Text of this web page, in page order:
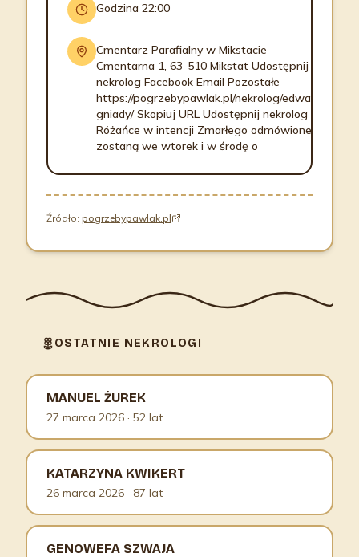
Godzina 22:00
Cmentarz Parafialny w Mikstacie
Cmentarna 1, 63-510 Mikstat Udostępnij
nekrolog Facebook Email Pozostałe
https://pogrzebypawlak.pl/nekrolog/edward-
gniady/ Skopiuj URL Udostępnij nekrolog
Różańce w intencji Zmarłego odmówione
zostaną we wtorek i w środę o
Źródło: pogrzebypawlak.pl
OSTATNIE NEKROLOGI
MANUEL ŻUREK
27 marca 2026 · 52 lat
KATARZYNA KWIKERT
26 marca 2026 · 87 lat
GENOWEFA SZWAJA